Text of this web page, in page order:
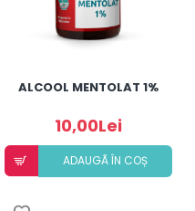
ALCOOL MENTOLAT 1%
10,00Lei
ADAUGÃ ÎN COȘ